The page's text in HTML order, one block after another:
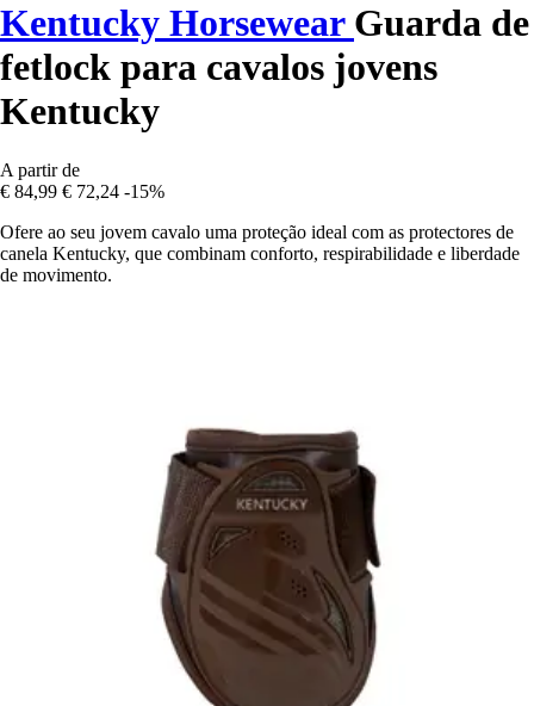
Kentucky Horsewear Guarda de
fetlock para cavalos jovens
Kentucky
A partir de
€ 84,99 € 72,24 -15%
Ofere ao seu jovem cavalo uma proteção ideal com as protectores de
canela Kentucky, que combinam conforto, respirabilidade e liberdade
de movimento.